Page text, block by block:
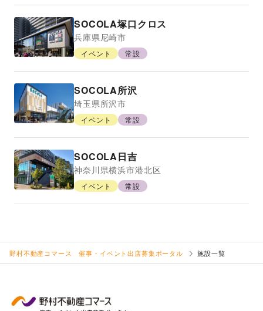
SOCOLA塚口クロス
兵庫県尼崎市
イベント 常設
SOCOLA所沢
埼玉県所沢市
イベント 常設
SOCOLA日吉
神奈川県横浜市港北区
イベント 常設
野村不動産コマース 催事・イベント出店募集ポータル 施設一覧